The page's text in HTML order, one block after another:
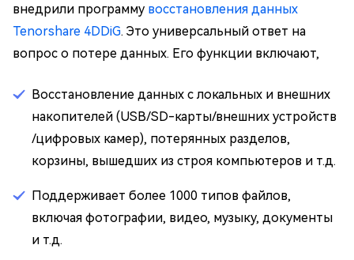
внедрили программу восстановления данных
Tenorshare 4DDiG. Это универсальный ответ на
вопрос о потере данных. Его функции включают,
Восстановление данных с локальных и внешних
накопителей (USB/SD-карты/внешних устройств
/цифровых камер), потерянных разделов,
корзины, вышедших из строя компьютеров и т.д.
Поддерживает более 1000 типов файлов,
включая фотографии, видео, музыку, документы
и т.д.